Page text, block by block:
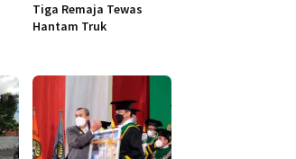
Tiga Remaja Tewas
Hantam Truk